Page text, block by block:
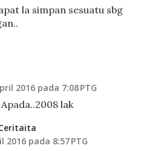
la simpan sesuatu sbg
2016 pada 7:08 PTG
lak
2016 pada 8:57 PTG